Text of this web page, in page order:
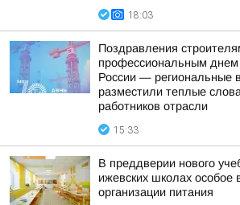
18:03
Поздравления
профессиональным днем
России — региональные
разместили теплые
работников отрасли
15:33
В преддверии нового
ижевских школах особое
организации питания